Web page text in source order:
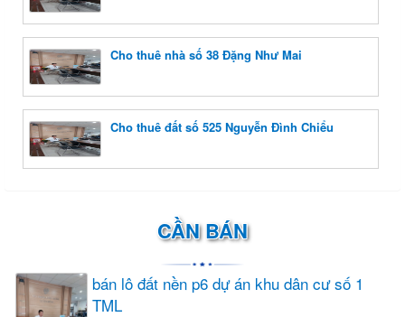
Cho thuê nhà số 38 Đặng Như Mai
Cho thuê đất số 525 Nguyễn Đình Chiểu
CẦN BÁN
bán lô đất nền p6 dự án khu dân cư số 1
TML